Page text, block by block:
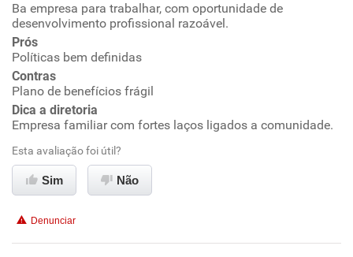
Oportunidade de promoção
Ambiente de trabalho
Conciliação com a vida familiar
Benefícios
Recomenda esta empresa
Recomenda a diretoria
Ba empresa para trabalhar, com oportunidade de
desenvolvimento profissional razoável.
Prós
Políticas bem definidas
Contras
Plano de benefícios frágil
Dica a diretoria
Empresa familiar com fortes laços ligados a comunidade.
Esta avaliação foi útil?
Sim Não
Denunciar